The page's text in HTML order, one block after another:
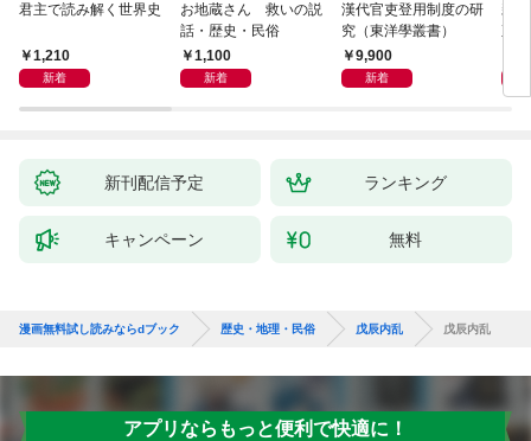
君主で読み解く世界史
1,210
新着
お地蔵さん 救いの説
話・歴史・民俗
1,100
新着
漢代官吏登用制度の研
究（東洋學叢書）
9,900
新着
親
直
新刊配信予定 ランキング
キャンペーン 無料
漫画無料試し読みならdブック 歴史・地理・民俗 戊辰内乱 戊辰内乱
アプリならもっと便利で快適に！